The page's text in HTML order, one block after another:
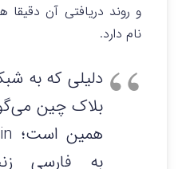
و روند دریافتی آن
نام دارد.
دلیلی که به
بلاک چین
به فارسی